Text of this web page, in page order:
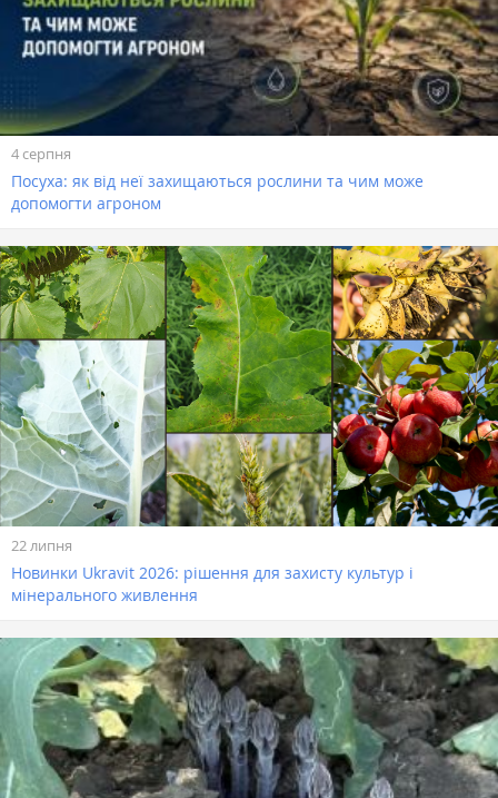
4 серпня
Посуха: як від неї захищаються рослини та чим може
допомогти агроном
22 липня
Новинки Ukravit 2026: рішення для захисту культур і
мінерального живлення